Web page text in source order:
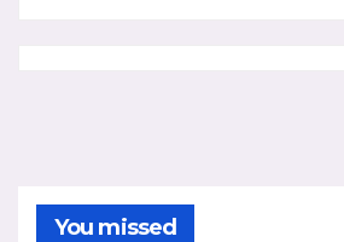
You missed